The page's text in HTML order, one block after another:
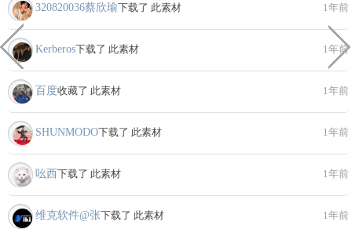
320820036蔡欣瑜下载了 此素材 1年前
Kerberos下载了 此素材 1年前
百度收藏了 此素材 1年前
SHUNMODO下载了 此素材 1年前
吆西下载了 此素材 1年前
维克软件@张下载了 此素材 1年前